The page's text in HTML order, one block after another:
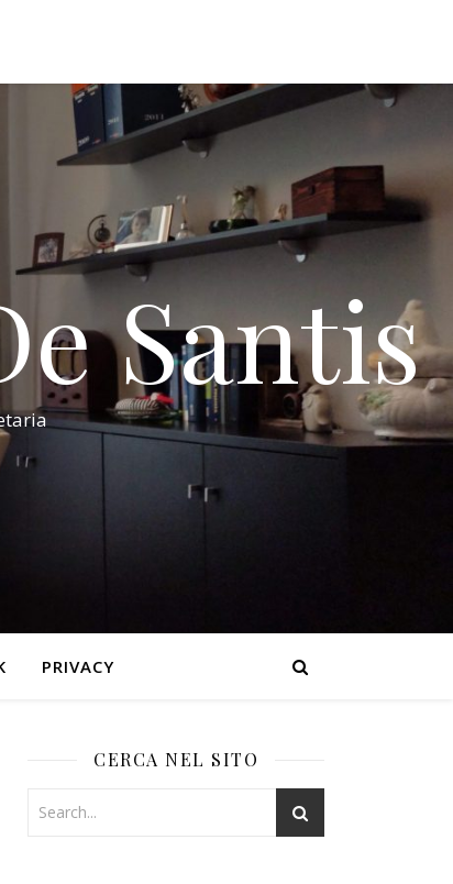
Santis
PRIVACY
CERCA NEL SITO